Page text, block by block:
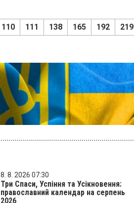
110 111 138 165 192 219
8. 8. 2026 07:30
Три Спаси, Успіння та Усікновення:
православний календар на серпень
2026